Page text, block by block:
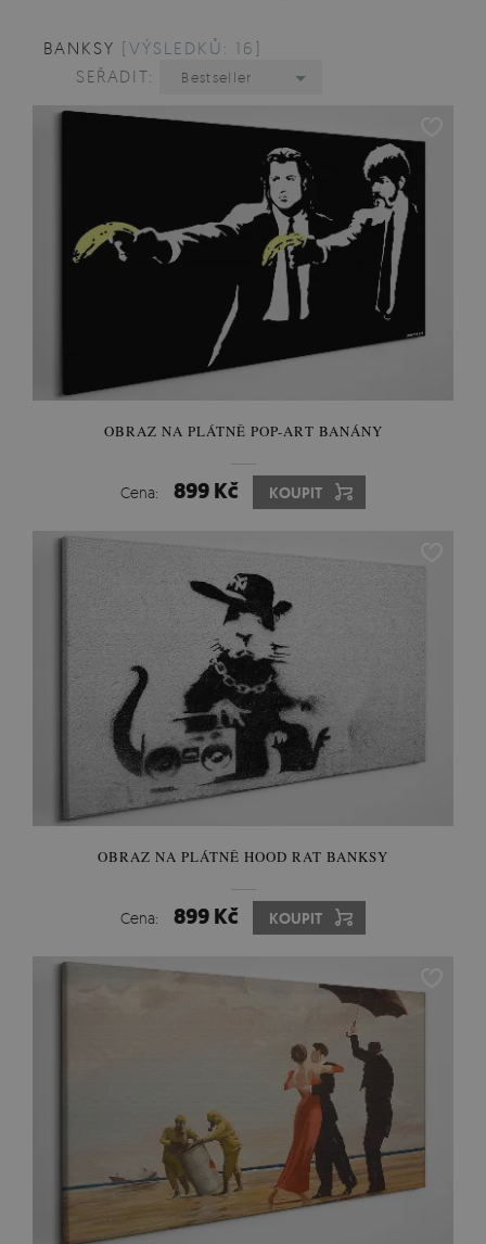
BANKSY [VÝSLEDKŮ: 16]
SEŘADIT:
Bestseller
OBRAZ NA PLÁTNĚ POP-ART BANÁNY
Cena: 899 Kč KOUPIT
OBRAZ NA PLÁTNĚ HOOD RAT BANKSY
Cena: 899 Kč KOUPIT